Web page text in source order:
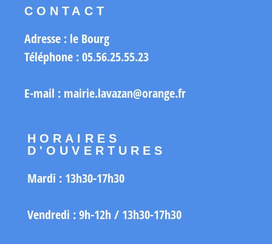
CONTACT
Adresse : le Bourg
Téléphone : 05.56.25.55.23
E-mail : mairie.lavazan@orange.fr
HORAIRES
D'OUVERTURES
Mardi : 13h30-17h30
Vendredi :9h-12h / 13h30-17h30